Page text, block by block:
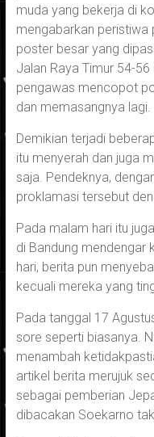
muda yang bekerja di
mengabarkan peristiwa
poster besar yang
Jalan Raya Timur 54-
pengawas mencopot
dan memasangnya lagi.
Demikian terjadi
itu menyerah dan juga
saja. Pendeknya,
proklamasi tersebut
Pada malam hari itu
di Bandung mendengar
hari, berita pun
kecuali mereka yang
Pada tanggal 17
sore seperti biasanya.
menambah
artikel berita merujuk
sebagai pemberian
dibacakan Soekarno